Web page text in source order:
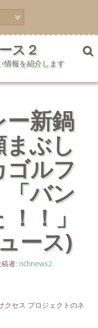
ス２
情報を紹介します
新鍋
ぶし
ゴルフ
バン
！」
ース)
者: richnews2
クセス プロジェクトのネ